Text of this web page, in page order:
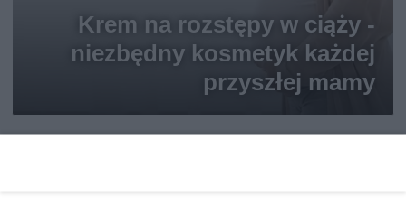
Krem na rozstępy w ciąży -
niezbędny kosmetyk każdej
przyszłej mamy